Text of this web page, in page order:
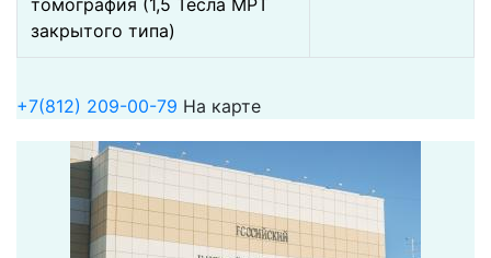
закрытого типа)
+7(812) 209-00-79 На карте